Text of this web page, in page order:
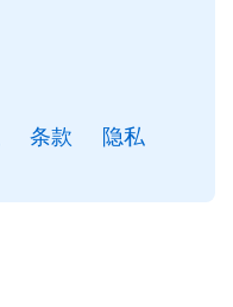
条款 隐私